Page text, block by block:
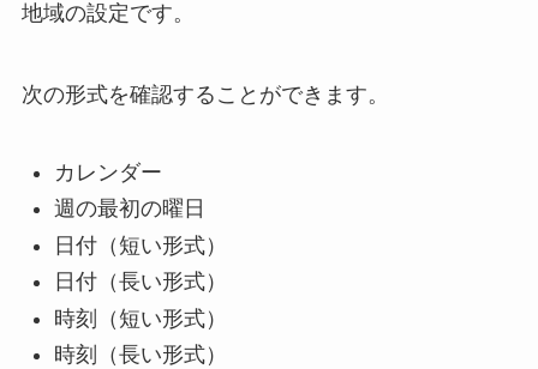
地域の設定です。
次の形式を確認することができます。
カレンダー
週の最初の曜日
日付（短い形式）
日付（長い形式）
時刻（短い形式）
時刻（長い形式）